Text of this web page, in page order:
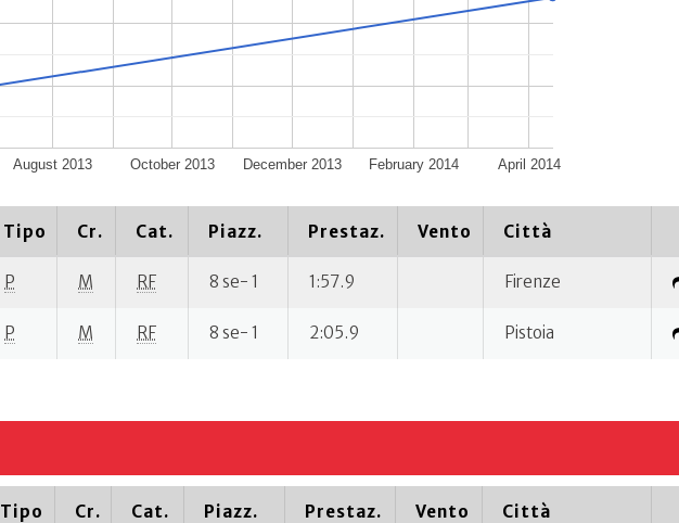
August 2013 October 2013 December 2013 February 2014 April 2014
Tipo Cr. Cat. Piazz. Prestaz. Vento Città
P M RF 8 se- 1 1:57.9 Firenze
P M RF 8 se- 1 2:05.9 Pistoia
Tipo Cr. Cat. Piazz. Prestaz. Vento Città